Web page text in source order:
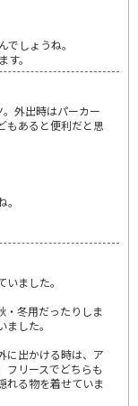
しょうね。
。
外出時はパーカー
もあると便利だと思
ました。
・冬用だったりしま
した。
に出かける時は、ア
フリースでどちらも
れる物を着せていま